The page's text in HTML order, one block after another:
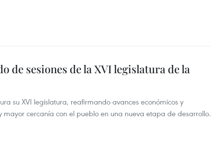
de sesiones de la XVI legislatura de la
su XVI legislatura, reafirmando avances económicos y
cercanía con el pueblo en una nueva etapa de desarrollo.